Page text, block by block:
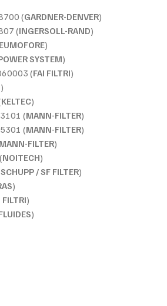
(GARDNER-DENVER)
(INGERSOLL-RAND)
)
SYSTEM)
(FAI FILTRI)
)
KELTEC)
(MANN-FILTER)
(MANN-FILTER)
MANN-FILTER)
NOITECH)
SCHUPP / SF FILTER)
)
FILTRI)
)